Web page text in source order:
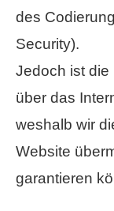
des
Security).
Jedoch ist die
über das
weshalb wir
Website
garantieren